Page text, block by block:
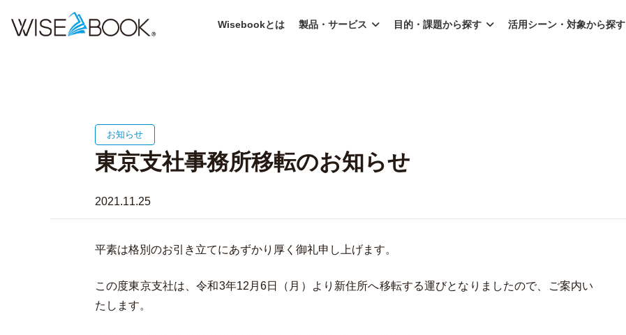
Wisebookとは 製品・サービス 目的・課題から探す 活用シーン・対象から探す
お知らせ
東京支社事務所移転のお知らせ
2021.11.25
平素は格別のお引き立てにあずかり厚く御礼申し上げます。
この度東京支社は、令和3年12月6日（月）より新住所へ移転する運びとなりましたので、ご案内い
たします。